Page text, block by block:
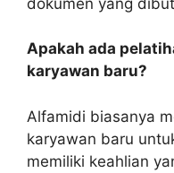
Apakah ada
karyawan baru?
Alfamidi biasanya
karyawan baru
memiliki keahlian